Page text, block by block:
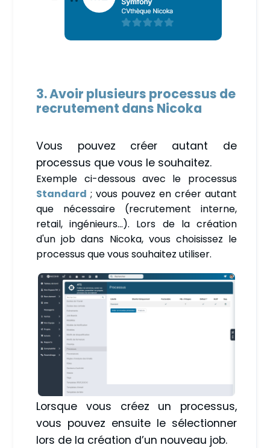
3. Avoir plusieurs processus de
recrutement dans Nicoka
Vous pouvez créer autant de
processus que vous le souhaitez.
Exemple ci-dessous avec le processus
Standard ; vous pouvez en créer autant
que nécessaire (recrutement interne,
retail, ingénieurs…). Lors de la création
d'un job dans Nicoka, vous choisissez le
processus que vous souhaitez utiliser.
Lorsque vous créez un processus,
vous pouvez ensuite le sélectionner
lors de la création d’un nouveau job.